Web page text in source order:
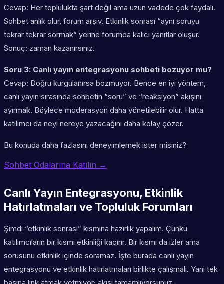
Cevap: Her toplulukta şart değil ama uzun vadede çok faydalı.
Sohbet anlık olur, forum arşiv. Etkinlik sonrası “aynı soruyu
tekrar tekrar sormak” yerine forumda kalıcı yanıtlar oluşur.
Sonuç: zaman kazanırsınız.
Soru 3: Canlı yayın entegrasyonu sohbeti bozuyor mu?
Cevap: Doğru kurgulanırsa bozmuyor. Bence en iyi yöntem,
canlı yayın sırasında sohbetin “soru” ve “reaksiyon” akışını
ayırmak. Böylece moderasyon daha yönetilebilir olur. Hatta
katılımcı da neyi nereye yazacağını daha kolay çözer.
Bu konuda daha fazlasını deneyimlemek ister misiniz?
Sohbet Odalarına Katılın →
Canlı Yayın Entegrasyonu, Etkinlik
Hatırlatmaları ve Topluluk Forumları
Şimdi “etkinlik sonrası” kısmına hazırlık yapalım. Çünkü
katılımcıların bir kısmı etkinliği kaçırır. Bir kısmı da izler ama
sorusunu etkinlik içinde soramaz. İşte burada canlı yayın
entegrasyonu ve etkinlik hatırlatmaları birlikte çalışmalı. Yani tek